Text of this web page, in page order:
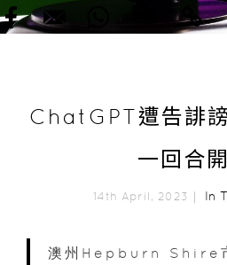
ChatGPT遭告誹
一回合
14th April, 2023｜ In
澳州Hepburn Shire